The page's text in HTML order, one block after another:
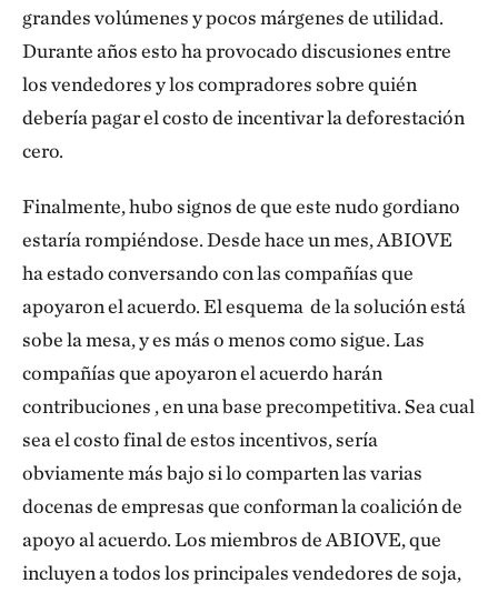
grandes volúmenes y pocos márgenes de utilidad.
Durante años esto ha provocado discusiones entre
los vendedores y los compradores sobre quién
debería pagar el costo de incentivar la deforestación
cero.
Finalmente, hubo signos de que este nudo gordiano
estaría rompiéndose. Desde hace un mes, ABIOVE
ha estado conversando con las compañías que
apoyaron el acuerdo. El esquema de la solución está
sobe la mesa, y es más o menos como sigue. Las
compañías que apoyaron el acuerdo harán
contribuciones , en una base precompetitiva. Sea cual
sea el costo final de estos incentivos, sería
obviamente más bajo si lo comparten las varias
docenas de empresas que conforman la coalición de
apoyo al acuerdo. Los miembros de ABIOVE, que
incluyen a todos los principales vendedores de soja,